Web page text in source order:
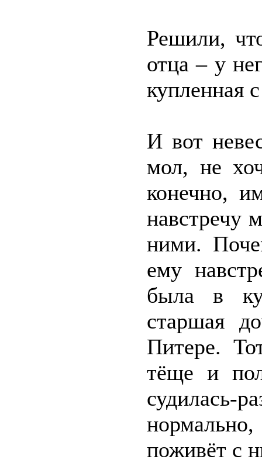
Решили,
отца – у
купленная
И вот
мол, не
конечно,
навстречу
ними.
ему
была в
старшая
Питере.
тёще и
судилась-
поживёт с